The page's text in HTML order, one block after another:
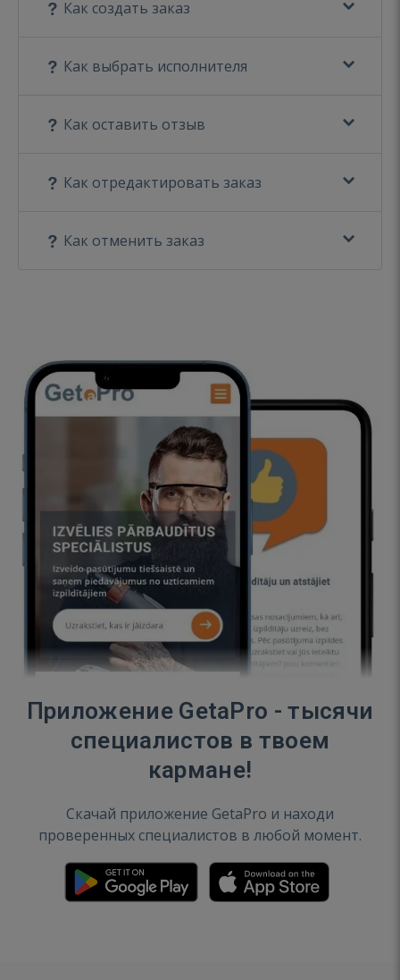
Как создать заказ
Как выбрать исполнителя
Как оставить отзыв
Как отредактировать заказ
Как отменить заказ
Приложение GetaPro - тысячи
специалистов в твоем
кармане!
Скачай приложение GetaPro и находи
проверенных специалистов в любой момент.